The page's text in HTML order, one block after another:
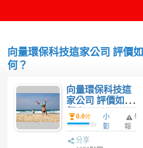
向量環保科技這家公司 評價如
何？
向量環保科技這
家公司 評價如
何？
0.0分
小
彰
舉
報
分享